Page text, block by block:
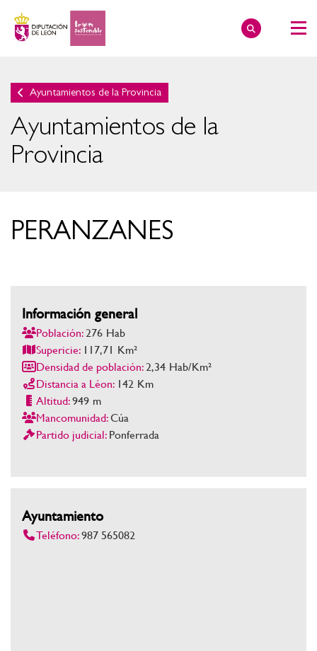
Ayuntamientos de la Provincia
Ayuntamientos de la
Provincia
PERANZANES
Información general
Población:276 Hab
Supericie: 117,71 Km²
Densidad de población:2,34 Hab/Km²
Distancia a Léon: 142 Km
Altitud:949 m
Mancomunidad:Cúa
Partido judicial:Ponferrada
Ayuntamiento
Teléfono:987 565082